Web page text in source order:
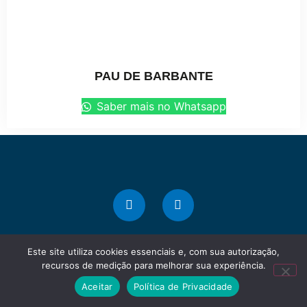
PAU DE BARBANTE
Saber mais no Whatsapp
Marque presença na web!
Este site utiliza cookies essenciais e, com sua autorização,
recursos de medição para melhorar sua experiência.
Aceitar
Política de Privacidade